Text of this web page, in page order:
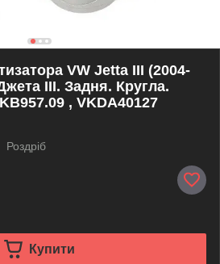
VW Jetta III (2004-
III. Задня. Кругла.
, VKDA40127
Роздріб
Купити